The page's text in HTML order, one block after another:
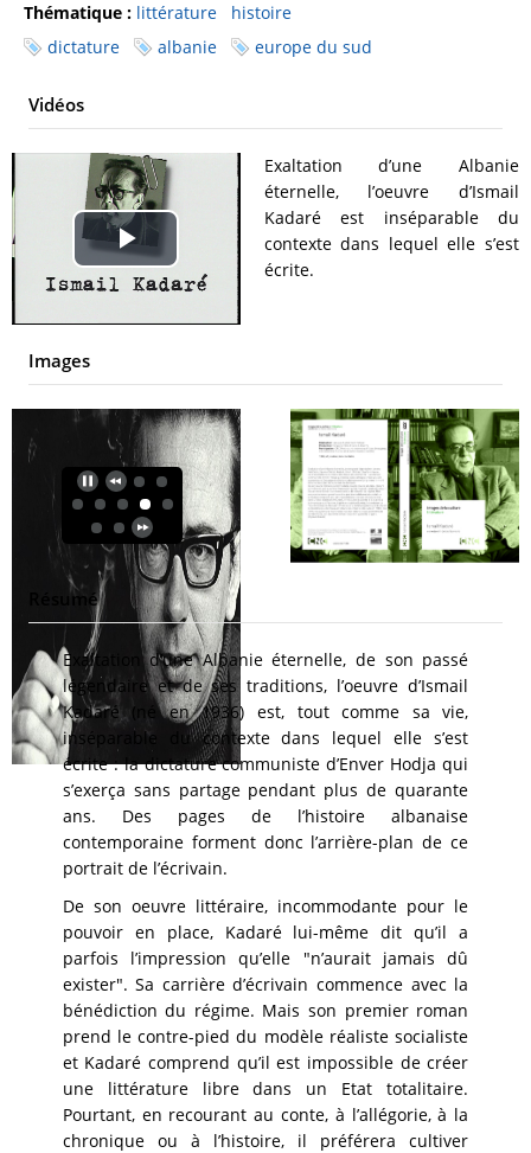
Thématique : littérature
histoire
dictature
albanie europe du sud
Vidéos
Play
Video
Exaltation d’une Albanie
éternelle, l’oeuvre d’Ismail
Kadaré est inséparable du
contexte dans lequel elle s’est
écrite.
Images
Résumé
Exaltation d’une Albanie éternelle, de son passé
légendaire et de ses traditions, l’oeuvre d’Ismail
Kadaré (né en 1936) est, tout comme sa vie,
inséparable du contexte dans lequel elle s’est
écrite : la dictature communiste d’Enver Hodja qui
s’exerça sans partage pendant plus de quarante
ans. Des pages de l’histoire albanaise
contemporaine forment donc l’arrière-plan de ce
portrait de l’écrivain.
De son oeuvre littéraire, incommodante pour le
pouvoir en place, Kadaré lui-même dit qu’il a
parfois l’impression qu’elle "n’aurait jamais dû
exister". Sa carrière d’écrivain commence avec la
bénédiction du régime. Mais son premier roman
prend le contre-pied du modèle réaliste socialiste
et Kadaré comprend qu’il est impossible de créer
une littérature libre dans un Etat totalitaire.
Pourtant, en recourant au conte, à l’allégorie, à la
chronique ou à l’histoire, il préférera cultiver